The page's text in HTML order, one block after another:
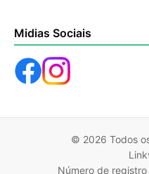
Midias Sociais
© 2026 Todos
Número de